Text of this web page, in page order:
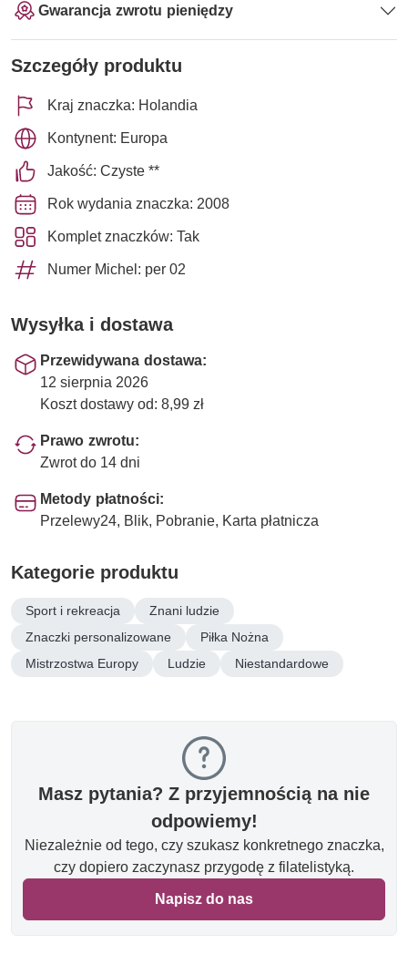
Gwarancja zwrotu pieniędzy
Szczegóły produktu
Kraj znaczka: Holandia
Kontynent: Europa
Jakość: Czyste **
Rok wydania znaczka: 2008
Komplet znaczków: Tak
Numer Michel: per 02
Wysyłka i dostawa
Przewidywana dostawa:
12 sierpnia 2026
Koszt dostawy od: 8,99 zł
Prawo zwrotu:
Zwrot do 14 dni
Metody płatności:
Przelewy24, Blik, Pobranie, Karta płatnicza
Kategorie produktu
Sport i rekreacja
Znani ludzie
Znaczki personalizowane
Piłka Nożna
Mistrzostwa Europy
Ludzie Niestandardowe
Masz pytania? Z przyjemnością na nie
odpowiemy!
Niezależnie od tego, czy szukasz konkretnego znaczka,
czy dopiero zaczynasz przygodę z filatelistyką.
Napisz do nas